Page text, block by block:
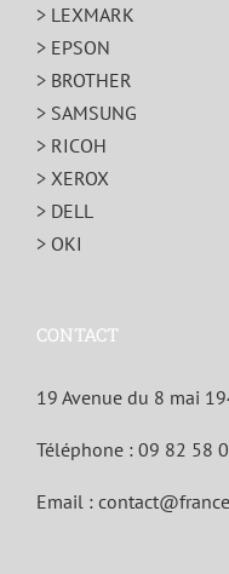
> LEXMARK
> EPSON
> BROTHER
> SAMSUNG
> RICOH
> XEROX
> DELL
> OKI
CONTACT
19 Avenue du 8 mai
Téléphone : 09 82 58
Email :